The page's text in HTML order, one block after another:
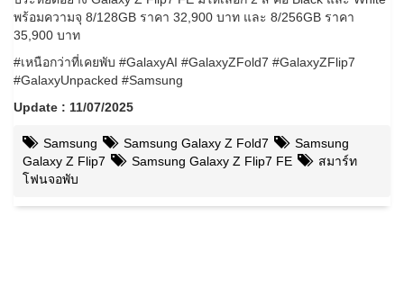
พร้อมความจุ 8/128GB ราคา 32,900 บาท และ 8/256GB ราคา
35,900 บาท
#เหนือกว่าที่เคยพับ #GalaxyAI #GalaxyZFold7 #GalaxyZFlip7
#GalaxyUnpacked #Samsung
Update : 11/07/2025
Samsung Samsung Galaxy Z Fold7
Samsung
Galaxy Z Flip7
Samsung Galaxy Z Flip7 FE
สมาร์ท
โฟนจอพับ